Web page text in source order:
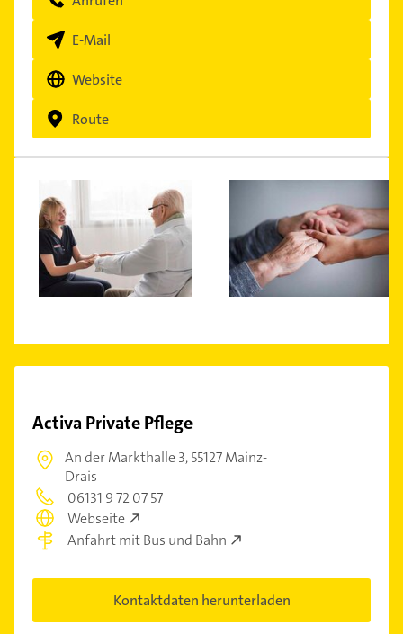
E-Mail
Website
Route
Activa Private Pflege
An der Markthalle 3,55127 Mainz-
Drais
06131 9 72 07 57
Webseite
Anfahrt mit Bus und Bahn
Kontaktdaten herunterladen